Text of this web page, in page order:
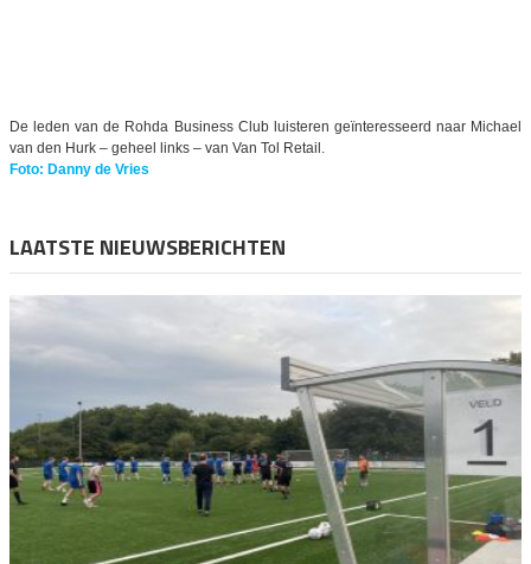
De leden van de Rohda Business Club luisteren geïnteresseerd naar Michael
van den Hurk – geheel links – van Van Tol Retail.
Foto: Danny de Vries
LAATSTE NIEUWSBERICHTEN